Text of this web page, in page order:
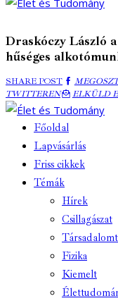
Draskóczy László
hűséges
SHARE POSTMEGOSZTÁS
TWITTERENELKÜLD
EMAILBEN
ELKÜLD
Főoldal
Lapvásárlás
Friss cikkek
Témák
Hírek
Csillagászat
Fizika
Kiemelt